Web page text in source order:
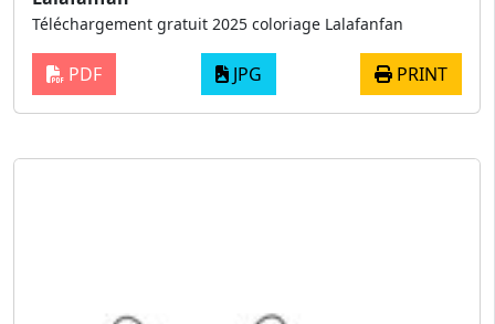
Téléchargement gratuit 2025 coloriage Lalafanfan
PDF JPG PRINT